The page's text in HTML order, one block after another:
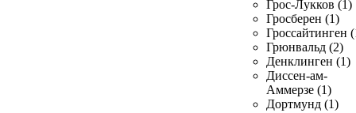
Грос-Лукков (1)
Гросберен (1)
Гроссайтинген
Грюнвальд (2)
Денклинген (1)
Диссен-ам-
Аммерзе (1)
Дортмунд (1)